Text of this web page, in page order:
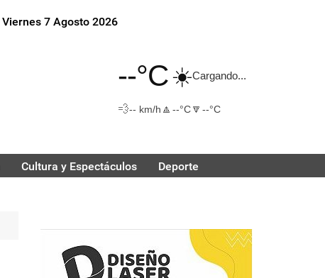
Viernes 7 Agosto 2026
--°C☀️Cargando...
💨-- km/h 🔼 --°C🔽 --°C
Cultura y Espectáculos Deporte